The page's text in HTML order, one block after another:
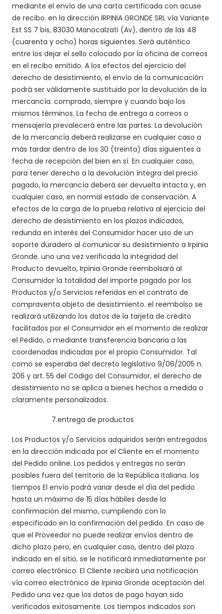
mediante el envío de una carta certificada con acuse
de recibo. en la dirección IRPINIA GRONDE SRL vía Variante
Est SS 7 bis, 83030 Manocalzati (Av), dentro de las 48
(cuarenta y ocho) horas siguientes. Será auténtico
entre los dejar el sello colocado por la oficina de correos
en el recibo emitido. A los efectos del ejercicio del
derecho de desistimiento, el envío de la comunicación
podrá ser válidamente sustituido por la devolución de la
mercancía. comprado, siempre y cuando bajo los
mismos términos. La fecha de entrega a correos o
mensajería prevalecerá entre las partes. La devolución
de la mercancía deberá realizarse en cualquier caso a
más tardar dentro de los 30 (treinta) días siguientes a
fecha de recepción del bien en sí. En cualquier caso,
para tener derecho a la devolución íntegra del precio
pagado, la mercancía deberá ser devuelta intacta y, en
cualquier caso, en normal estado de conservación. A
efectos de la carga de la prueba relativa al ejercicio del
derecho de desistimiento en los plazos indicados,
redunda en interés del Consumidor hacer uso de un
soporte duradero al comunicar su desistimiento a Irpinia
Gronde. uno una vez verificada la integridad del
Producto devuelto, Irpinia Gronde reembolsará al
Consumidor la totalidad del importe pagado por los
Productos y/o Servicios referidos en el contrato de
compraventa objeto de desistimiento. el reembolso se
realizará utilizando los datos de la tarjeta de crédito
facilitados por el Consumidor en el momento de realizar
el Pedido, o mediante transferencia bancaria a las
coordenadas indicadas por el propio Consumidor. Tal
como se esperaba del decreto legislativo 9/06/2005 n.
206 y art. 55 del Código del Consumidor, el derecho de
desistimiento no se aplica a bienes hechos a medida o
claramente personalizados.
7.entrega de productos
Los Productos y/o Servicios adquiridos serán entregados
en la dirección indicada por el Cliente en el momento
del Pedido online. Los pedidos y entregas no serán
posibles fuera del territorio de la República Italiana. los
tiempos El envío podrá variar desde el día del pedido
hasta un máximo de 15 días hábiles desde la
confirmación del mismo, cumpliendo con lo
especificado en la confirmación del pedido. En caso de
que el Proveedor no puede realizar envíos dentro de
dicho plazo pero, en cualquier caso, dentro del plazo
indicado en el sitio, se le notificará inmediatamente por
correo electrónico. El Cliente recibirá una notificación
vía correo electrónico de Irpinia Gronde aceptación del
Pedido una vez que los datos de pago hayan sido
verificados exitosamente. Los tiempos indicados son